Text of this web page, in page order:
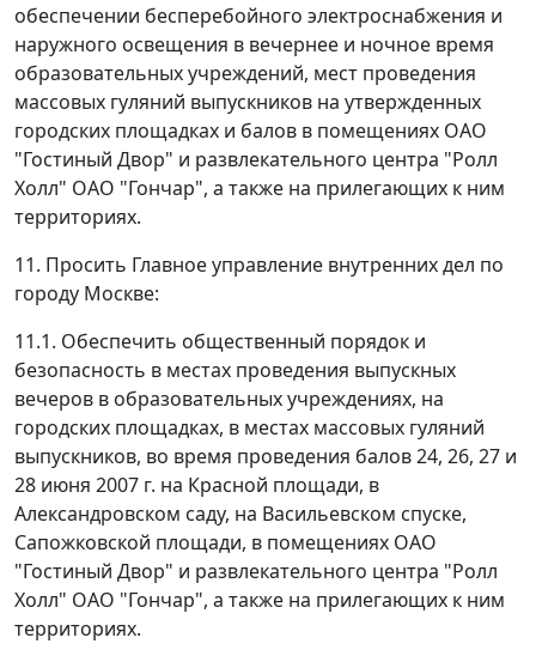
обеспечении бесперебойного электроснабжения и
наружного освещения в вечернее и ночное время
образовательных учреждений, мест проведения
массовых гуляний выпускников на утвержденных
городских площадках и балов в помещениях ОАО
"Гостиный Двор" и развлекательного центра "Ролл
Холл" ОАО "Гончар", а также на прилегающих к ним
территориях.
11. Просить Главное управление внутренних дел по
городу Москве:
11.1. Обеспечить общественный порядок и
безопасность в местах проведения выпускных
вечеров в образовательных учреждениях, на
городских площадках, в местах массовых гуляний
выпускников, во время проведения балов 24, 26, 27 и
28 июня 2007 г. на Красной площади, в
Александровском саду, на Васильевском спуске,
Сапожковской площади, в помещениях ОАО
"Гостиный Двор" и развлекательного центра "Ролл
Холл" ОАО "Гончар", а также на прилегающих к ним
территориях.